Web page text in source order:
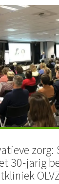
zorg:
30-jarig